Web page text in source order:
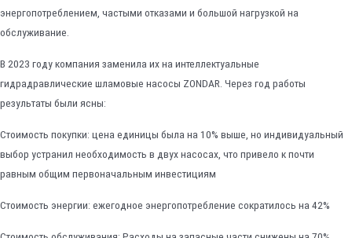
энергопотреблением, частыми отказами и большой нагрузкой на
обслуживание.
В 2023 году компания заменила их на интеллектуальные
гидрадравлические шламовые насосы ZONDAR. Через год работы
результаты были ясны:
Стоимость покупки: цена единицы была на 10% выше, но индивидуальный
выбор устранил необходимость в двух насосах, что привело к почти
равным общим первоначальным инвестициям
Стоимость энергии: ежегодное энергопотребление сократилось на 42%